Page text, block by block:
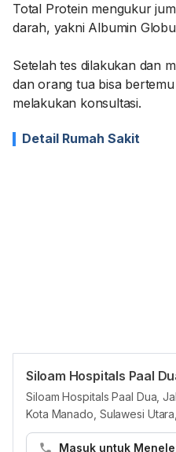
Total Protein mengukur
darah, yakni Albumin
Setelah tes dilakukan dan
dan orang tua bisa
melakukan konsultasi.
Detail Rumah Sakit
Siloam Hospitals Paal
Siloam Hospitals Paal Dua,
Kota Manado, Sulawesi
Masuk untuk
Opening Hours